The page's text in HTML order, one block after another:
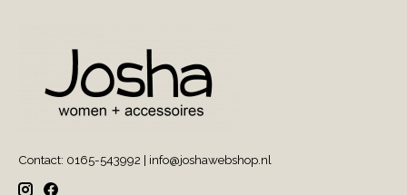
Contact: 0165-543992 | info@joshawebshop.nl